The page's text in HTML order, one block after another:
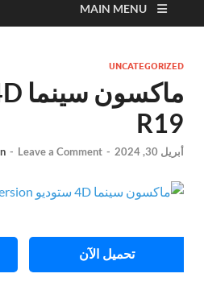
MAIN MENU
UNCATEGORIZED
R19
أبريل 30, 2024 -
- Leave a Comment
تحميل الآن